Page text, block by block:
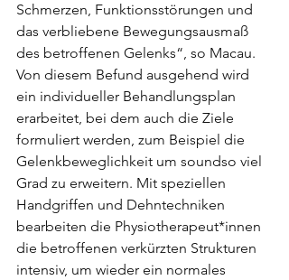
Schmerzen, Funktionsstörungen und
das verbliebene Bewegungsausmaß
des betroffenen Gelenks“, so Macau.
Von diesem Befund ausgehend wird
ein individueller Behandlungsplan
erarbeitet, bei dem auch die Ziele
formuliert werden, zum Beispiel die
Gelenkbeweglichkeit um soundso viel
Grad zu erweitern. Mit speziellen
Handgriffen und Dehntechniken
bearbeiten die Physiotherapeut*innen
die betroffenen verkürzten Strukturen
intensiv, um wieder ein normales